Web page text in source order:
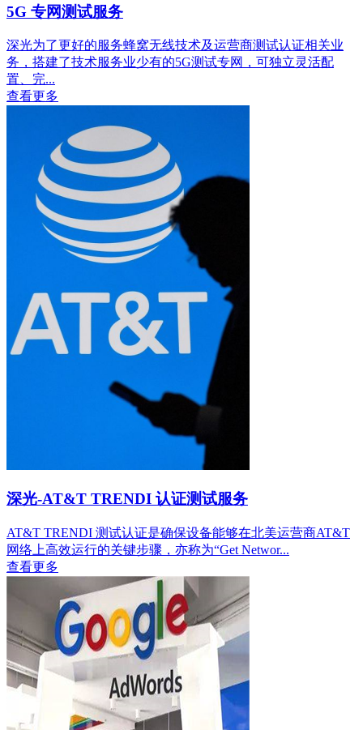
5G 专网测试服务
深光为了更好的服务蜂窝无线技术及运营商测试认证相关业
务，搭建了技术服务业少有的5G测试专网，可独立灵活配
置、完...
查看更多
深光-AT&T TRENDI 认证测试服务
AT&T TRENDI 测试认证是确保设备能够在北美运营商AT&T
网络上高效运行的关键步骤，亦称为“Get Networ...
查看更多